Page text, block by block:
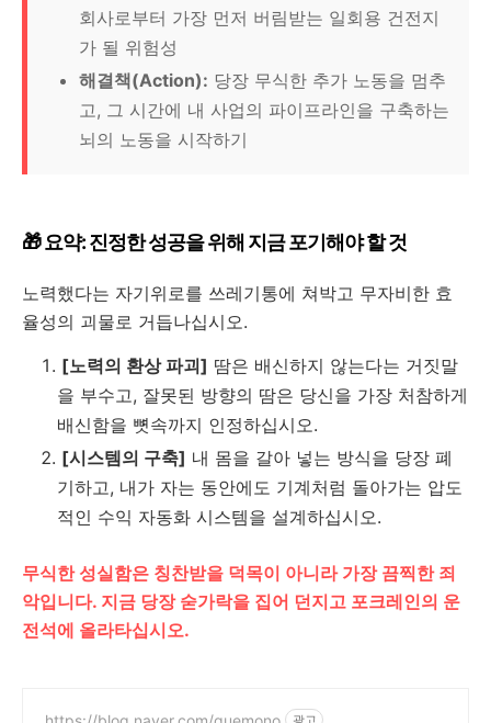
회사로부터 가장 먼저 버림받는 일회용 건전지
가 될 위험성
해결책(Action): 당장 무식한 추가 노동을 멈추
고, 그 시간에 내 사업의 파이프라인을 구축하는
뇌의 노동을 시작하기
🎁 요약: 진정한 성공을 위해 지금 포기해야 할 것
노력했다는 자기위로를 쓰레기통에 쳐박고 무자비한 효
율성의 괴물로 거듭나십시오.
[노력의 환상 파괴] 땀은 배신하지 않는다는 거짓말
을 부수고, 잘못된 방향의 땀은 당신을 가장 처참하게
배신함을 뼛속까지 인정하십시오.
[시스템의 구축] 내 몸을 갈아 넣는 방식을 당장 폐
기하고, 내가 자는 동안에도 기계처럼 돌아가는 압도
적인 수익 자동화 시스템을 설계하십시오.
무식한 성실함은 칭찬받을 덕목이 아니라 가장 끔찍한 죄
악입니다. 지금 당장 숟가락을 집어 던지고 포크레인의 운
전석에 올라타십시오.
광고